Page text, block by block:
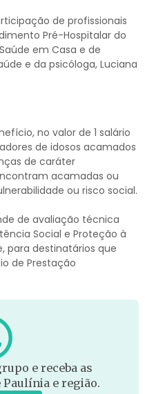
de profissionais
Pré-Hospitalar do
em Casa e de
e da psicóloga, Luciana
no valor de 1 salário
de idosos acamados
de caráter
acamadas ou
ou risco social.
de avaliação técnica
Social e Proteção à
para destinatários que
de Prestação
e receba as
e região.